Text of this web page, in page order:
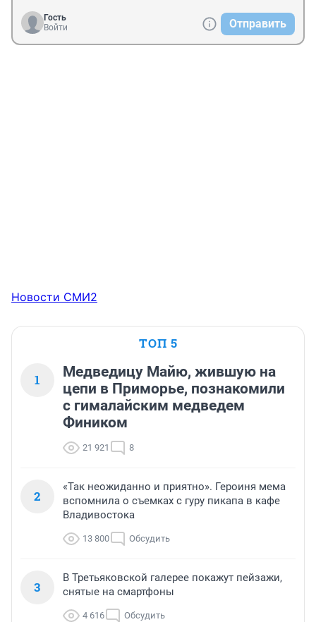
Гость
Войти
Отправить
Новости СМИ2
ТОП 5
1
Медведицу Майю, жившую на
цепи в Приморье, познакомили
с гималайским медведем
Фиником
21 921 8
2
«Так неожиданно и приятно». Героиня мема
вспомнила о съемках с гуру пикапа в кафе
Владивостока
13 800 Обсудить
3
В Третьяковской галерее покажут пейзажи,
снятые на смартфоны
4 616 Обсудить